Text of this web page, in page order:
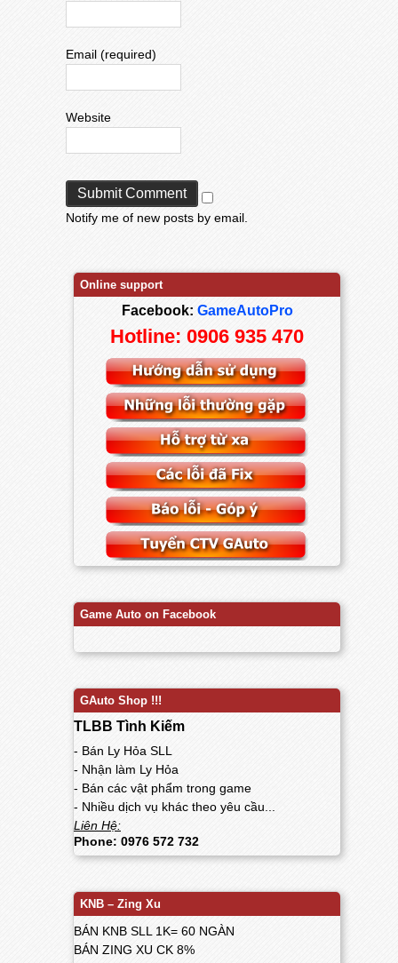
Email (required)
Website
Notify me of new posts by email.
Online support
Facebook: GameAutoPro
Hotline: 0906 935 470
Game Auto on Facebook
GAuto Shop !!!
TLBB Tình Kiếm
- Bán Ly Hỏa SLL
- Nhận làm Ly Hỏa
- Bán các vật phẩm trong game
- Nhiều dịch vụ khác theo yêu cầu...
Liên Hệ:
Phone: 0976 572 732
KNB – Zing Xu
BÁN KNB SLL 1K= 60 NGÀN
BÁN ZING XU CK 8%